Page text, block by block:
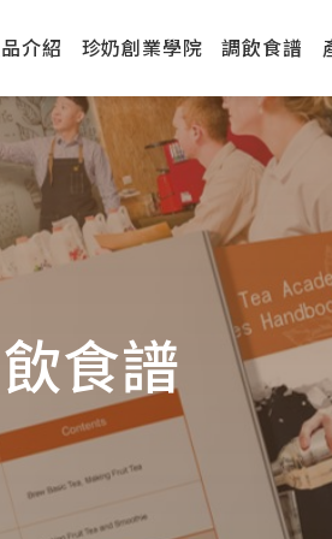
介紹 珍奶創業學院 調飲食譜
食譜